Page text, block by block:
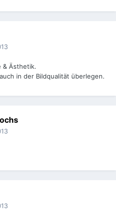
& Ästhetik.
in der Bildqualität überlegen.